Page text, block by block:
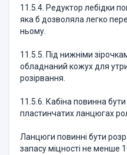
11.5.4. Редуктор лебідки
яка б дозволяла легко
ньому.
11.5.5. Під нижніми
обладнаний кожух для
розірвання.
11.5.6. Кабіна повинна
пластинчатих ланцюгах
Ланцюги повинні бути
запасу міцності не менше